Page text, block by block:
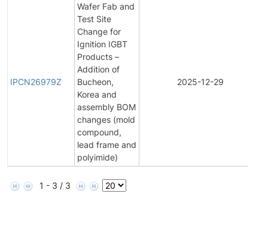
IPCN26979Z
Wafer Fab and
Test Site
Change for
Ignition IGBT
Products –
Addition of
Bucheon,
Korea and
assembly BOM
changes (mold
compound,
lead frame and
polyimide)
2025-12-29
1 - 3 / 3